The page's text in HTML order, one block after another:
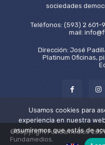
sociedades
Teléfonos: (593) 2
mail:
Dirección: José
Platinum Oficinas,
©Copyright Fundamedios
Fundamedios.
Usamos cookies para
experiencia en nuestra
asumiremos que estás de